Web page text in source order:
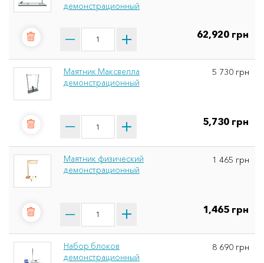
демонстрационный
62,920 грн
Маятник Максвелла
демонстрационный
5 730 грн
5,730 грн
Маятник физический
демонстрационный
1 465 грн
1,465 грн
Набор блоков
демонстрационный
8 690 грн